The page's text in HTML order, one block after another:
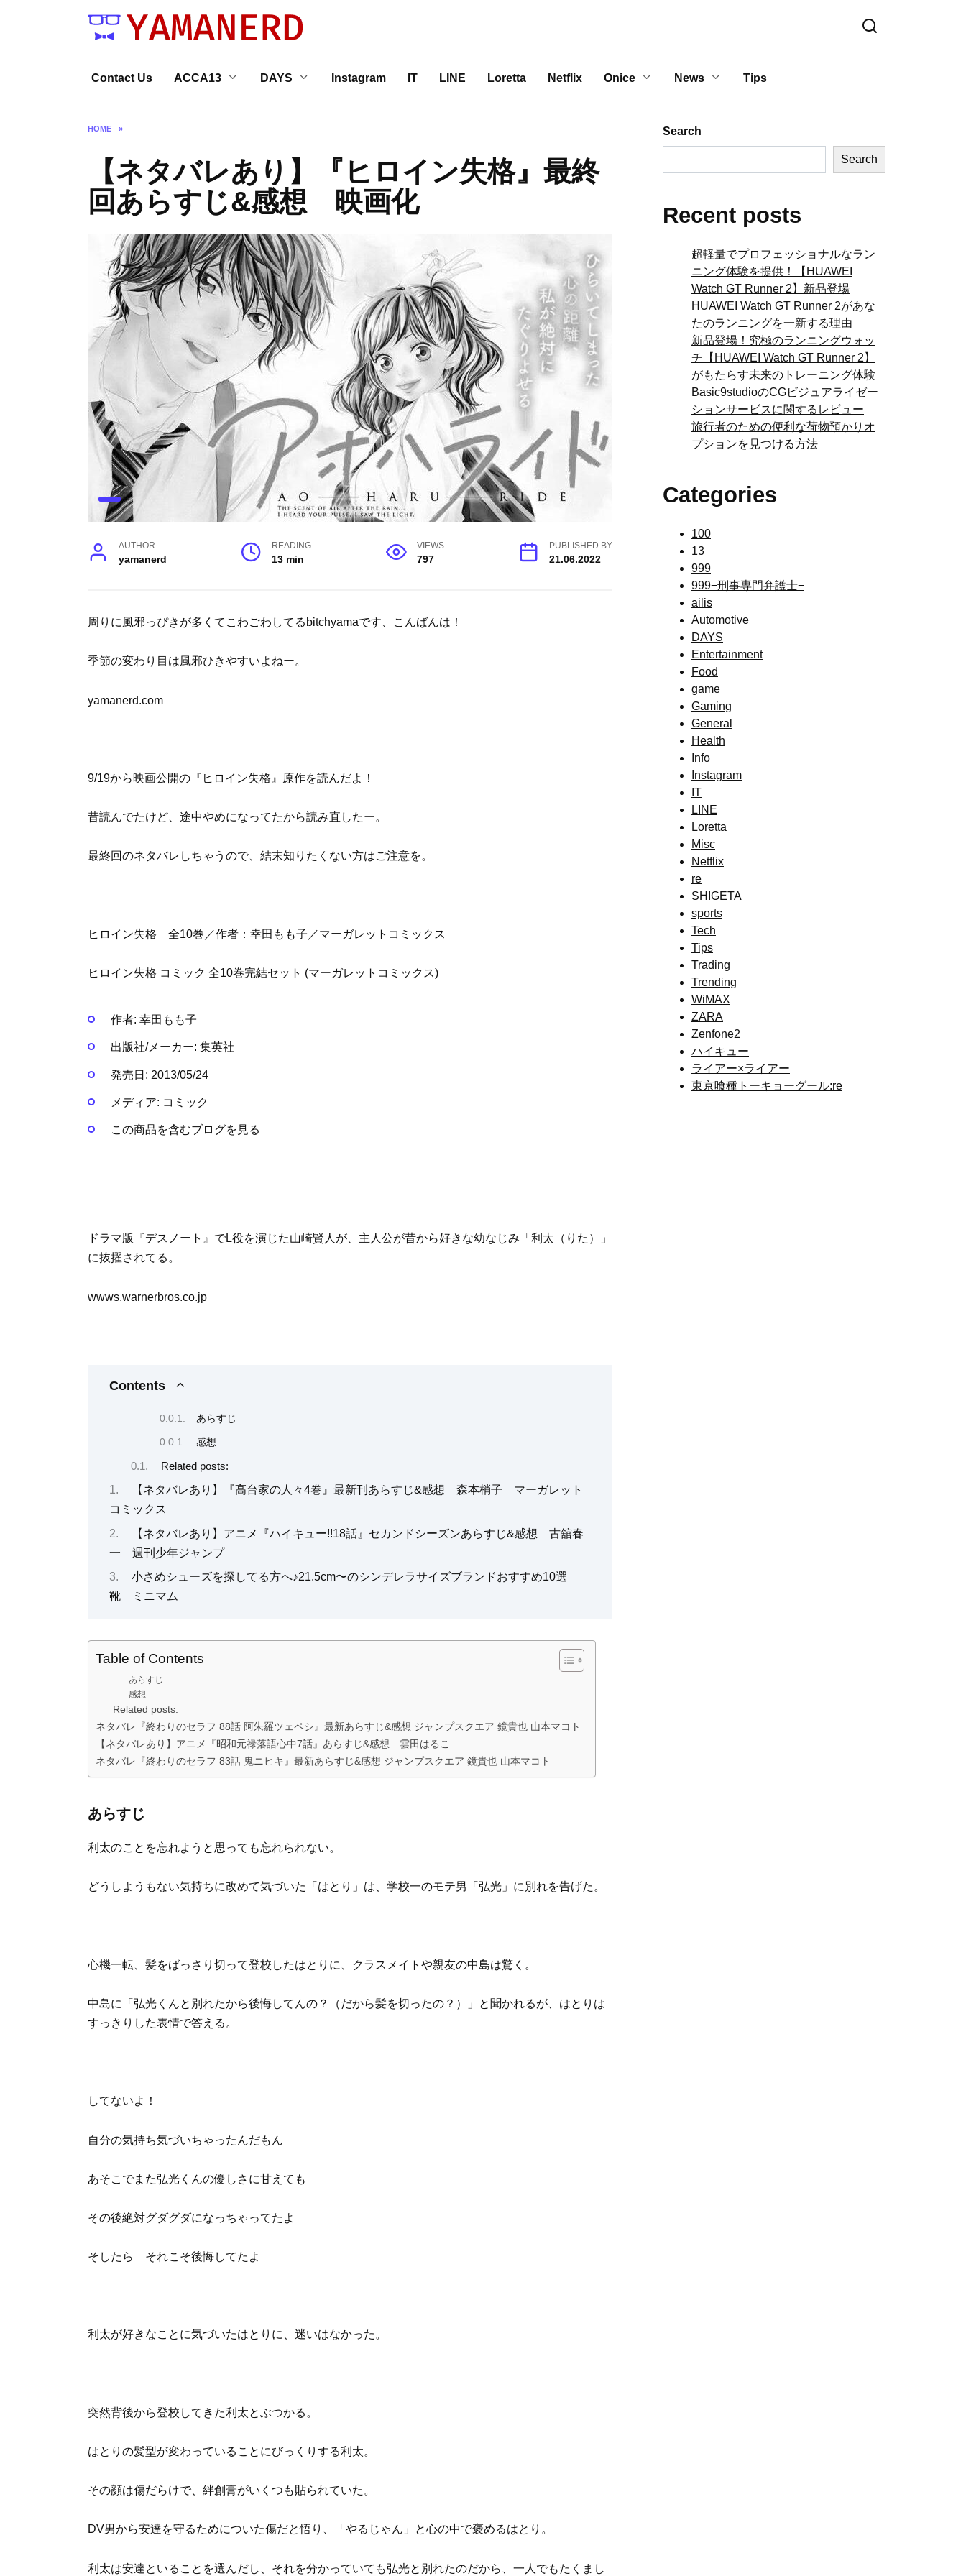
Contact Us ACCA13 DAYS Instagram IT LINE Loretta Netflix Onice News Tips
HOME »
【ネタバレあり】『ヒロイン失格』最終
回あらすじ&感想 映画化
AUTHOR
yamanerd
READING
13 min
VIEWS
797
PUBLISHED BY
21.06.2022
周りに風邪っぴきが多くてこわごわしてるbitchyamaです、こんばんは！
季節の変わり目は風邪ひきやすいよねー。
yamanerd.com
9/19から映画公開の『ヒロイン失格』原作を読んだよ！
昔読んでたけど、途中やめになってたから読み直したー。
最終回のネタバレしちゃうので、結末知りたくない方はご注意を。
ヒロイン失格 全10巻／作者：幸田もも子／マーガレットコミックス
ヒロイン失格 コミック 全10巻完結セット (マーガレットコミックス)
作者: 幸田もも子
出版社/メーカー: 集英社
発売日: 2013/05/24
メディア: コミック
この商品を含むブログを見る
ドラマ版『デスノート』でL役を演じた山崎賢人が、主人公が昔から好きな幼なじみ「利太（りた）」
に抜擢されてる。
wwws.warnerbros.co.jp
Contents
あらすじ
感想
Related posts:
【ネタバレあり】『高台家の人々4巻』最新刊あらすじ&感想 森本梢子 マーガレット
コミックス
【ネタバレあり】アニメ『ハイキュー!!18話』セカンドシーズンあらすじ&感想 古舘春
一 週刊少年ジャンプ
小さめシューズを探してる方へ♪21.5cm〜のシンデレラサイズブランドおすすめ10選
靴 ミニマム
Table of Contents
あらすじ
感想
Related posts:
ネタバレ『終わりのセラフ 88話 阿朱羅ツェペシ』最新あらすじ&感想 ジャンプスクエア 鏡貴也 山本マコト
【ネタバレあり】アニメ『昭和元禄落語心中7話』あらすじ&感想 雲田はるこ
ネタバレ『終わりのセラフ 83話 鬼ニヒキ』最新あらすじ&感想 ジャンプスクエア 鏡貴也 山本マコト
あらすじ
利太のことを忘れようと思っても忘れられない。
どうしようもない気持ちに改めて気づいた「はとり」は、学校一のモテ男「弘光」に別れを告げた。
心機一転、髪をばっさり切って登校したはとりに、クラスメイトや親友の中島は驚く。
中島に「弘光くんと別れたから後悔してんの？（だから髪を切ったの？）」と聞かれるが、はとりは
すっきりした表情で答える。
してないよ！
自分の気持ち気づいちゃったんだもん
あそこでまた弘光くんの優しさに甘えても
その後絶対グダグダになっちゃってたよ
そしたら それこそ後悔してたよ
利太が好きなことに気づいたはとりに、迷いはなかった。
突然背後から登校してきた利太とぶつかる。
はとりの髪型が変わっていることにびっくりする利太。
その顔は傷だらけで、絆創膏がいくつも貼られていた。
DV男から安達を守るためについた傷だと悟り、「やるじゃん」と心の中で褒めるはとり。
利太は安達といることを選んだし、それを分かっていても弘光と別れたのだから、一人でもたくまし
Search
Search
Recent posts
超軽量でプロフェッショナルなラン
ニング体験を提供！【HUAWEI
Watch GT Runner 2】新品登場
HUAWEI Watch GT Runner 2があな
たのランニングを一新する理由
新品登場！究極のランニングウォッ
チ【HUAWEI Watch GT Runner 2】
がもたらす未来のトレーニング体験
Basic9studioのCGビジュアライゼー
ションサービスに関するレビュー
旅行者のための便利な荷物預かりオ
プションを見つける方法
Categories
100
13
999
999−刑事専門弁護士−
ailis
Automotive
DAYS
Entertainment
Food
game
Gaming
General
Health
Info
Instagram
IT
LINE
Loretta
Misc
Netflix
re
SHIGETA
sports
Tech
Tips
Trading
Trending
WiMAX
ZARA
Zenfone2
ハイキュー
ライアー×ライアー
東京喰種トーキョーグール:re